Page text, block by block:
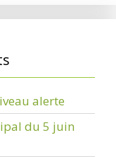
alerte
du 5 juin